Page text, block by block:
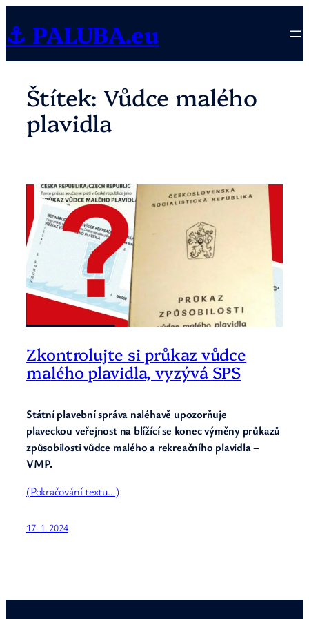
na
obsah
⚓ PALUBA.eu
Štítek:Vůdce malého
plavidla
Zkontrolujte si průkaz vůdce
malého plavidla, vyzývá SPS
Státní plavební správa naléhavě upozorňuje
plaveckou veřejnost na blížící se konec výměny průkazů
způsobilosti vůdce malého a rekreačního plavidla –
VMP.
(Pokračování textu…)
17. 1. 2024